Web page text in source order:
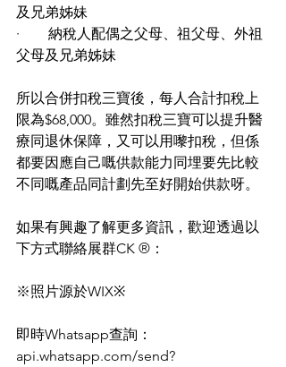
及兄弟姊妹
·        納稅人配偶之父母、祖父母、外祖
父母及兄弟姊妹
所以合併扣稅三寶後，每人合計扣稅上
限為$68,000。雖然扣稅三寶可以提升醫
療同退休保障，又可以用嚟扣稅，但係
都要因應自己嘅供款能力同埋要先比較
不同嘅產品同計劃先至好開始供款呀。
如果有興趣了解更多資訊，歡迎透過以
下方式聯絡展群CK ®：
※照片源於WIX※
即時Whatsapp查詢：
api.whatsapp.com/send?